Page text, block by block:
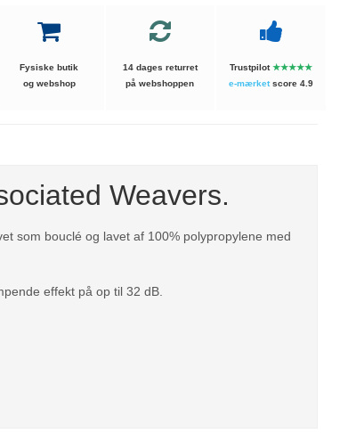
Fysiske butik
og webshop
14 dages returret
på webshoppen
Trustpilot★★★★★
e-mærketscore 4.9
Weavers.
som bouclé og lavet af 100% polypropylene med
effekt på op til 32 dB.